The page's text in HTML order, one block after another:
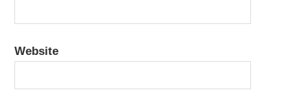
Website